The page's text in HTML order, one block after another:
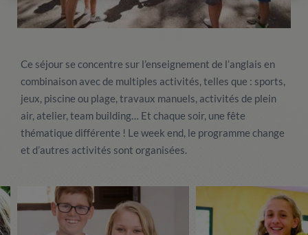
Ce séjour se concentre sur l’enseignement de l’anglais en
combinaison avec de multiples activités, telles que : sports,
jeux, piscine ou plage, travaux manuels, activités de plein
air, atelier, team building… Et chaque soir, une fête
thématique différente ! Le week end, le programme change
et d’autres activités sont organisées.